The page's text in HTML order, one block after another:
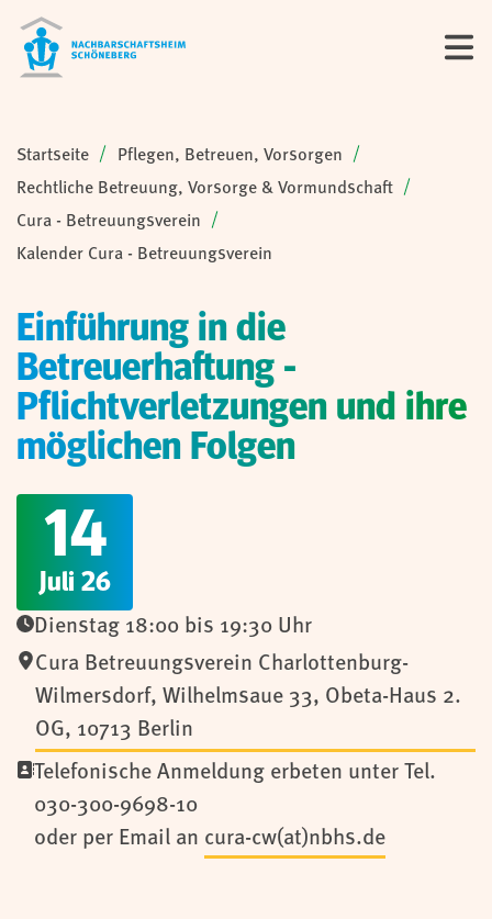
Sie sind hier:
Startseite
Pflegen, Betreuen, Vorsorgen
Rechtliche Betreuung, Vorsorge & Vormundschaft
Cura - Betreuungsverein
Kalender Cura - Betreuungsverein
Einführung in die
Betreuerhaftung -
Pflichtverletzungen und ihre
möglichen Folgen
14
Juli 26
Dienstag 18:00 bis 19:30 Uhr
Cura Betreuungsverein Charlottenburg-
Wilmersdorf, Wilhelmsaue 33, Obeta-Haus 2.
OG, 10713 Berlin
Telefonische Anmeldung erbeten unter Tel.
030-300-9698-10
oder per Email an cura-cw(at)nbhs.de